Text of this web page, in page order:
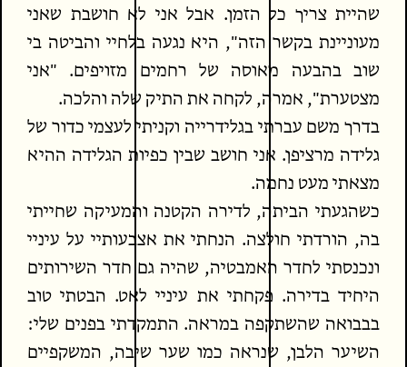
שהיית צריך כל הזמן. אבל אני לא חושבת שאני
מעוניינת בקשר הזה", היא נגעה בלחיי והביטה בי
שוב בהבעה מאוסה של רחמים מזויפים. "אני
מצטערת", אמרה, לקחה את התיק שלה והלכה.
בדרך משם עברתי בגלידרייה וקניתי לעצמי כדור של
גלידה מרציפן. אני חושב שבין כפיות הגלידה ההיא
מצאתי מעט נחמה.
כשהגעתי הביתה, לדירה הקטנה והמעיקה שחייתי
בה, הורדתי חולצה. הנחתי את אצבעותיי על עיניי
ונכנסתי לחדר האמבטיה, שהיה גם חדר השירותים
היחיד בדירה. פקחתי את עיניי לאט. הבטתי טוב
בבבואה שהשתקפה במראה. התמקדתי בפנים שלי:
השיער הלבן, שנראה כמו שער שיבה, המשקפיים